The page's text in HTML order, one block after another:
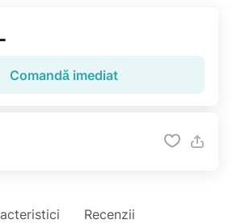
Comandă imediat
Recenzii